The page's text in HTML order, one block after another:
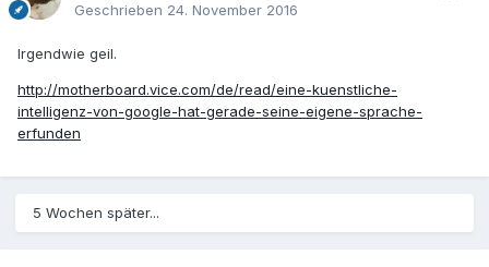
Geschrieben 24. November 2016
Irgendwie geil.
http://motherboard.vice.com/de/read/eine-kuenstliche-
intelligenz-von-google-hat-gerade-seine-eigene-sprache-
erfunden
5 Wochen später...